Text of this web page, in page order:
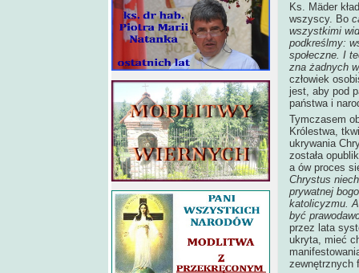
Ks. Mäder
wszyscy. Bo
wszystkimi
podkreślmy:
społeczne. I
zna żadnych
człowiek
jest, aby pod
państwa i
Tymczasem
Królestwa,
ukrywania
została
a ów proces
Chrystus
prywatnej
katolicyzmu.
być
przez lata
ukryta, mieć
zewnętrznych